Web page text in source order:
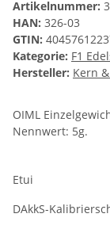
Artikelnummer:
HAN: 326-03
GTIN:
Kategorie: F1
Hersteller: Kern
OIML
Nennwert: 5g.
Etui
DAkkS-